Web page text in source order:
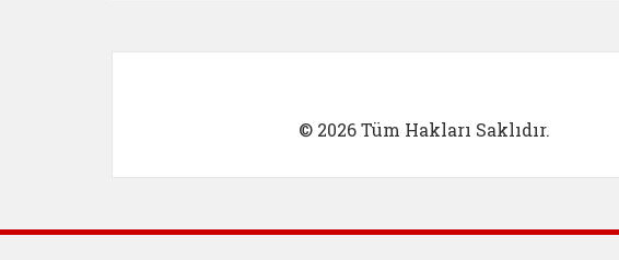
© 2026 Tüm Hakları Saklıdır.